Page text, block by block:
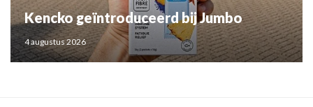
Kencko geïntroduceerd bij Jumbo
4 augustus 2026